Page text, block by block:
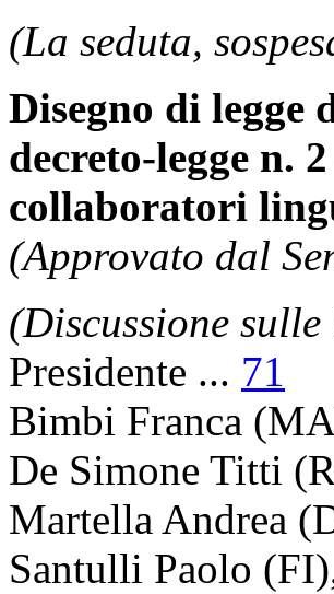
(La seduta,
Disegno di legge
decreto-legge n.
collaboratori
(Approvato dal
(Discussione
Presidente ... 71
Bimbi Franca
De Simone Titti
Martella Andrea
Santulli Paolo